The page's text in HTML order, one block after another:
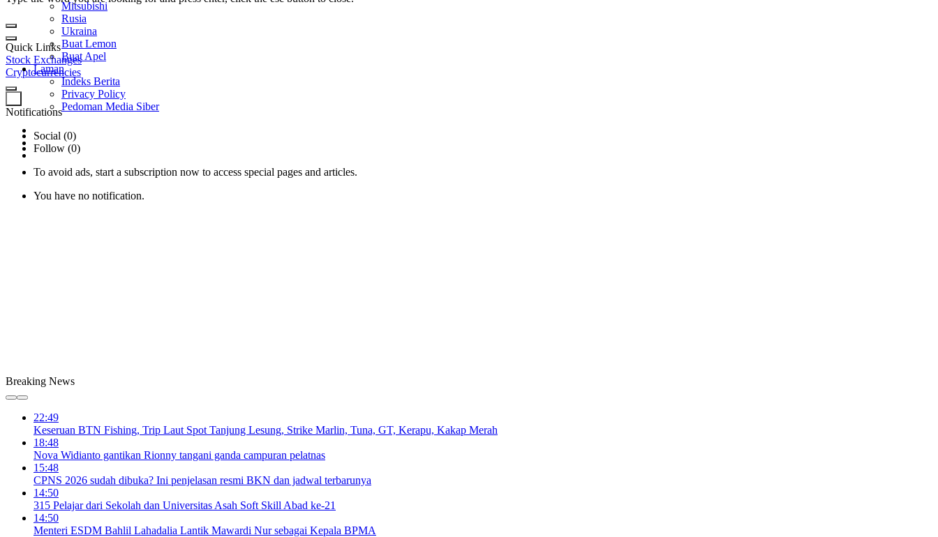
Quick Links
Stock Exchanges
Cryptocurrencies
Notifications
Social (0)
Follow (0)
To avoid ads, start a subscription now to access special pages and articles.
You have no notification.
Mitsubishi
Rusia
Ukraina
Buat Lemon
Buat Apel
Laman
Indeks Berita
Privacy Policy
Pedoman Media Siber
Breaking News
22:49
Keseruan BTN Fishing, Trip Laut Spot Tanjung Lesung, Strike Marlin, Tuna, GT, Kerapu, Kakap Merah
18:48
Nova Widianto gantikan Rionny tangani ganda campuran pelatnas
15:48
CPNS 2026 sudah dibuka? Ini penjelasan resmi BKN dan jadwal terbarunya
14:50
315 Pelajar dari Sekolah dan Universitas Asah Soft Skill Abad ke-21
14:50
Menteri ESDM Bahlil Lahadalia Lantik Mawardi Nur sebagai Kepala BPMA